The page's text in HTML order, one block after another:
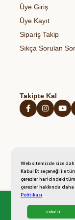
Web sitemizde size
Kabul Et seçeneği ile
çerezler haricindeki
çerezler hakkında
Politikası
Kabul Et
Blog
Sağlıklı
Kahvaltılıklar
Hazır Unlu
Açık Rıza Metni
Kişisel Verilerin
İptal İade Şartları
Mesafeli Satış
Üye Giriş
Üye Kayıt
Sipariş Takip
Sıkça Sorulan
Takipte Kal